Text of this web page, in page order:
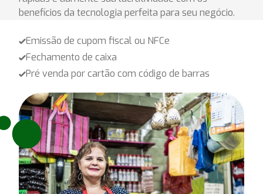
benefícios da tecnologia perfeita para seu negócio.
Emissão de cupom fiscal ou NFCe
Fechamento de caixa
Pré venda por cartão com código de barras